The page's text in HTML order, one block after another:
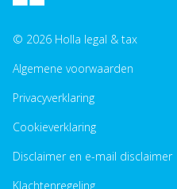
© 2026 Holla legal & tax
Algemene voorwaarden
Privacyverklaring
Cookieverklaring
Disclaimer en e-mail disclaimer
Klachtenregeling